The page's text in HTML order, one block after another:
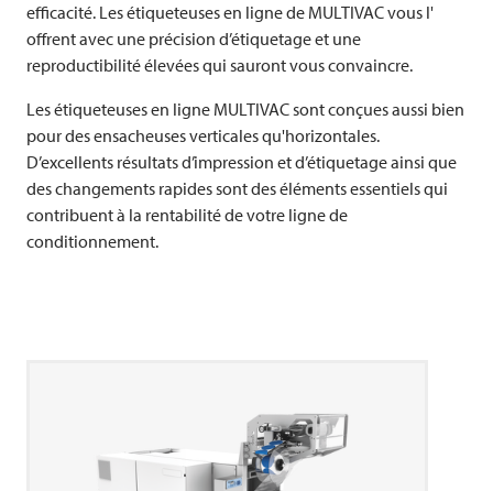
efficacité. Les étiqueteuses en ligne de MULTIVACvous l'
offrent avec une précision d’étiquetage et une
reproductibilité élevées qui sauront vous convaincre.
Les étiqueteuses en ligne MULTIVACsont conçues aussi bien
pour des ensacheuses verticales qu'horizontales.
D’excellents résultats d’impression et d’étiquetage ainsi que
des changements rapides sont des éléments essentiels qui
contribuent à la rentabilité de votre ligne de
conditionnement.